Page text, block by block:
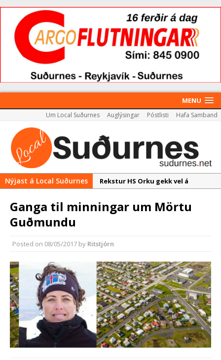
MENU
Um Local Suðurnes Auglýsingar Póstlisti Hafa Samband
Nýjast á Local Suðurnes
Rekstur HS Orku gekk vel á
Útboð á byggingarétti
Reykjanesbæ
Ganga til minningar um Mörtu
Guðmundu
Posted on 08/05/2017 by Ritstjórn